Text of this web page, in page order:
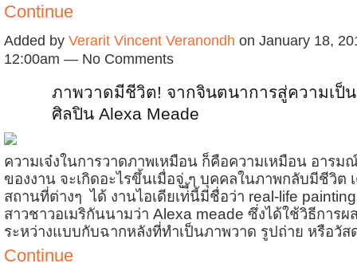
Continue
Added by Verarit Vincent Veranondh on January 18,
12:00am — No Comments
ภาพวาดมีชีวิต! จากจินตนาการสู่ความเป็น
ศิลปิน Alexa Meade
ความเจ๋งในการวาดภาพเหมือน ก็คือความเหมือน อารม
ของงาน จะเกิดอะไรขึ้นเมื่อจู่ ๆ บุคคลในภาพกลับมีชีวิต
สถานที่ต่างๆ ได้ งานไอเดียเท่ี้นี้มีชื่อว่า real-life
สาวชาวอเมริกันนามว่า Alexa meade ซึ่งได้ใช้วิธีการผ
ระหว่างแบบกับฉากหลังที่ทำเป็นภาพวาด รูปถ่าย หรือวั
Continue